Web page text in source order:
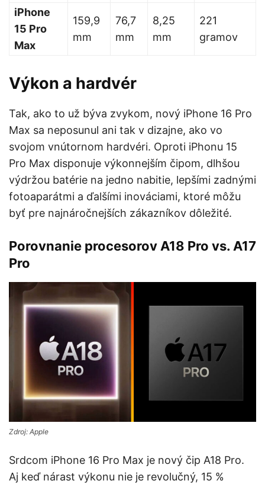
iPhone
15 Pro
Max
159,9
mm
76,7
mm
8,25
mm
221
gramov
Výkon a hardvér
Tak, ako to už býva zvykom, nový iPhone 16 Pro
Max sa neposunul ani tak v dizajne, ako vo
svojom vnútornom hardvéri. Oproti iPhonu 15
Pro Max disponuje výkonnejším čipom, dlhšou
výdržou batérie na jedno nabitie, lepšími zadnými
fotoaparátmi a ďalšími inováciami, ktoré môžu
byť pre najnáročnejších zákazníkov dôležité.
Porovnanie procesorov A18 Pro vs. A17
Pro
Zdroj: Apple
Srdcom iPhone 16 Pro Max je nový čip A18 Pro.
Aj keď nárast výkonu nie je revolučný, 15 %